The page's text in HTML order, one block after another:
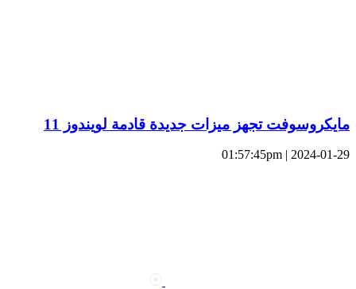
مايكروسوفت تجهز ميزات جديدة قادمة لويندوز 11
2024-01-29 | 01:57:45pm